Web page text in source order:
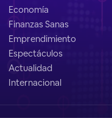
Economía
Finanzas Sanas
Emprendimiento
Espectáculos
Actualidad
Internacional